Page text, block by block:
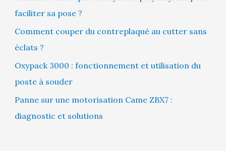
faciliter sa pose ?
Comment couper du contreplaqué au cutter sans
éclats ?
Oxypack 3000 : fonctionnement et utilisation du
poste à souder
Panne sur une motorisation Came ZBX7 :
diagnostic et solutions